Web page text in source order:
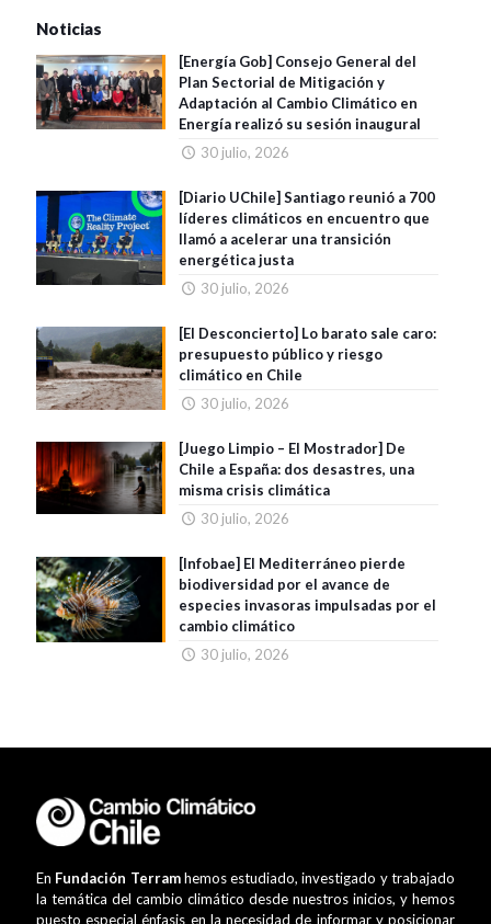
Noticias
[Energía Gob] Consejo General del
Plan Sectorial de Mitigación y
Adaptación al Cambio Climático en
Energía realizó su sesión inaugural
30 julio, 2026
[Diario UChile] Santiago reunió a 700
líderes climáticos en encuentro que
llamó a acelerar una transición
energética justa
30 julio, 2026
[El Desconcierto] Lo barato sale caro:
presupuesto público y riesgo
climático en Chile
30 julio, 2026
[Juego Limpio – El Mostrador] De
Chile a España: dos desastres, una
misma crisis climática
30 julio, 2026
[Infobae] El Mediterráneo pierde
biodiversidad por el avance de
especies invasoras impulsadas por el
cambio climático
30 julio, 2026
En Fundación Terramhemos estudiado, investigado y trabajado
la temática del cambio climático desde nuestros inicios, y hemos
puesto especial énfasis en la necesidad de informar y posicionar